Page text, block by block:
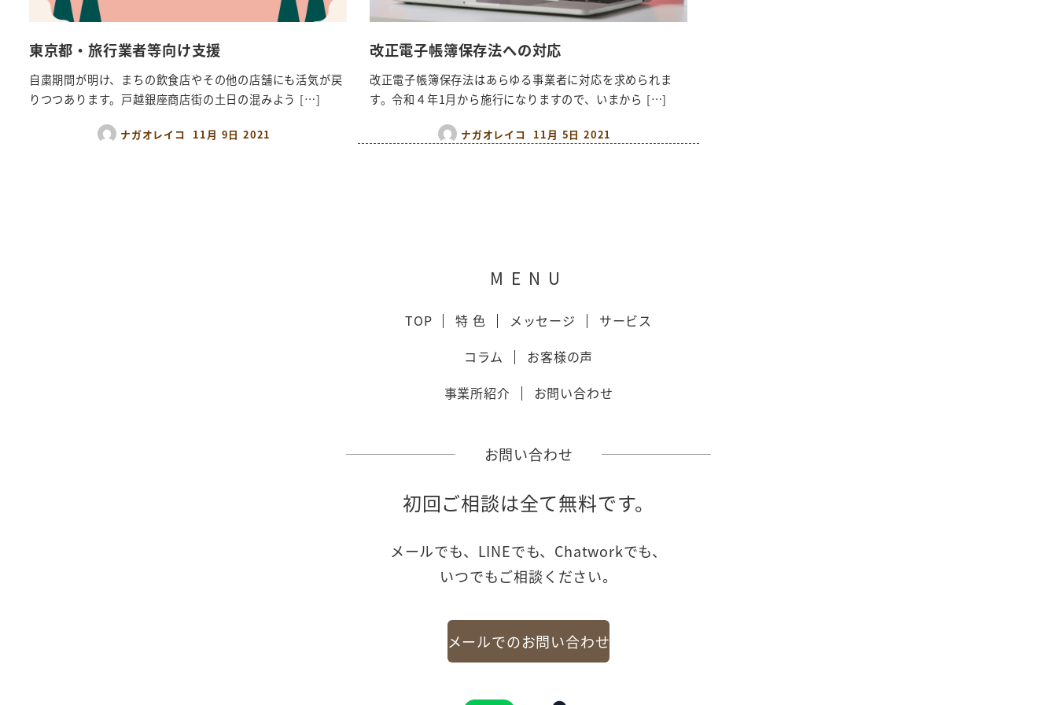
東京都・旅行業者等向け支援
自粛期間が明け、まちの飲食店やその他の店舗にも活気が戻
りつつあります。戸越銀座商店街の土日の混みよう […]
ナガオレイコ 11月 9日 2021
改正電子帳簿保存法への対応
改正電子帳簿保存法はあらゆる事業者に対応を求められま
す。令和４年1月から施行になりますので、いまから […]
ナガオレイコ 11月 5日 2021
MENU
TOP 特 色 メッセージ
サービス
コラム
お客様の声
事業所紹介
お問い合わせ
お問い合わせ
初回ご相談は全て無料です。
メールでも、LINEでも、Chatworkでも、
いつでもご相談ください。
メールでのお問い合わせ